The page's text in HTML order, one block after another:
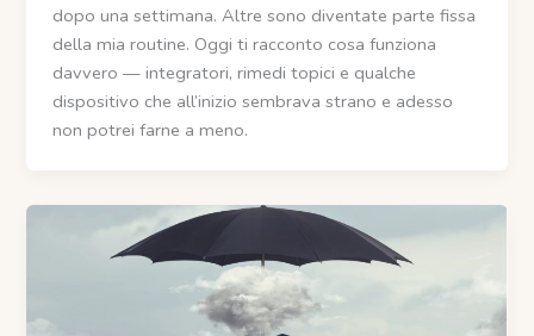
dopo una settimana. Altre sono diventate parte fissa
della mia routine. Oggi ti racconto cosa funziona
davvero — integratori, rimedi topici e qualche
dispositivo che all’inizio sembrava strano e adesso
non potrei farne a meno.